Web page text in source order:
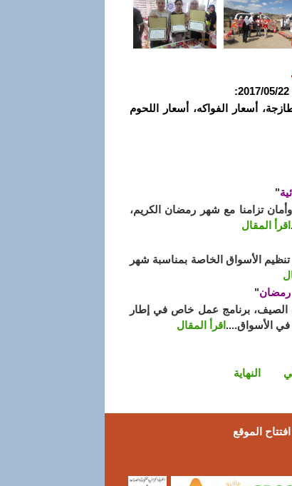
أسعار الفواكه، أسعار اللحوم
"
تزامنا مع شهر رمضان الكريم،
اقرأ المقال
الأسواق الخاصة بمناسبة شهر
"
الصيف، برنامج عمل خاص في إطار
الأسواق.... اقرأ المقال
النهاية
الموقع